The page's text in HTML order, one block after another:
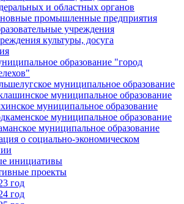
и областных органов
промышленные предприятия
учреждения
культуры, досуга
образование "город
муниципальное образование
муниципальное образование
муниципальное образование
муниципальное образование
муниципальное образование
о социально-экономическом
инициативы
проекты
год
год